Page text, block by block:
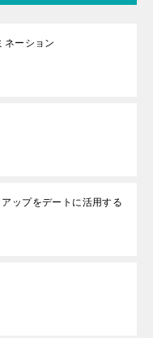
ネーション
ップをデートに活用する